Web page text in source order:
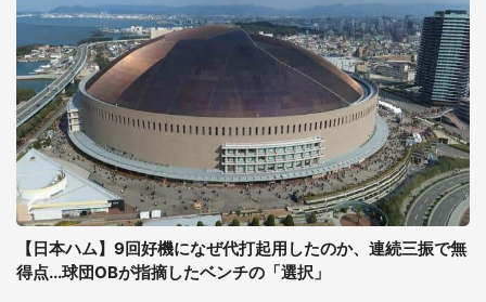
【日本ハム】9回好機になぜ代打起用したのか、連続三振で無
得点...球団OBが指摘したベンチの「選択」